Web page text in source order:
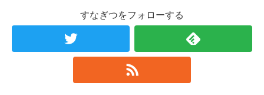
すなぎつをフォローする